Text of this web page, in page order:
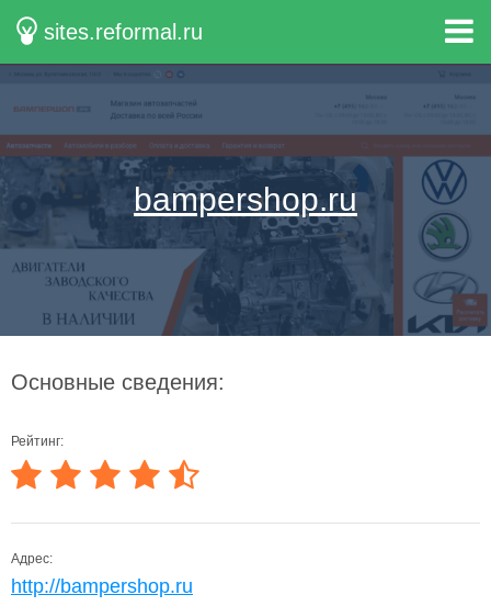
sites.reformal.ru
bampershop.ru
Основные сведения:
Рейтинг:
Адрес:
http://bampershop.ru